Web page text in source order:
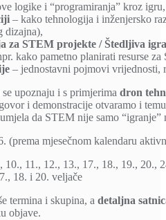
logike i “programiranja” kroz
– kako tehnologija i inženjersko
dizajna),
za STEM projekte / Štedljiva igra
kako pametno planirati resurse
– jednostavni pojmovi vrijednosti,
upoznaju i s primjerima dron
i demonstracije otvaramo i
da STEM nije samo
(prema mjesečnom kalendaru
10., 11., 12., 13., 17., 18., 19., 20.,
18. i 20. veljače
termina i skupina, a detaljna
objave.